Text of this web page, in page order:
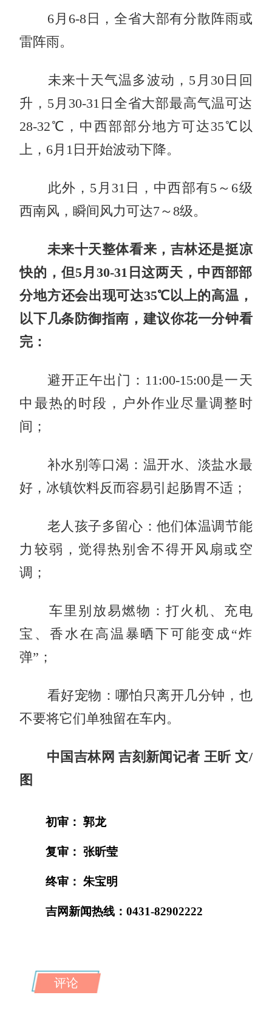
6月6-8日，全省大部有分散阵雨或
雷阵雨。
未来十天气温多波动，5月30日回
升，5月30-31日全省大部最高气温可达
28-32℃，中西部部分地方可达35℃以
上，6月1日开始波动下降。
此外，5月31日，中西部有5～6级
西南风，瞬间风力可达7～8级。
未来十天整体看来，吉林还是挺凉
快的，但5月30-31日这两天，中西部部
分地方还会出现可达35℃以上的高温，
以下几条防御指南，建议你花一分钟看
完：
避开正午出门：11:00-15:00是一天
中最热的时段，户外作业尽量调整时
间；
补水别等口渴：温开水、淡盐水最
好，冰镇饮料反而容易引起肠胃不适；
老人孩子多留心：他们体温调节能
力较弱，觉得热别舍不得开风扇或空
调；
车里别放易燃物：打火机、充电
宝、香水在高温暴晒下可能变成“炸
弹”；
看好宠物：哪怕只离开几分钟，也
不要将它们单独留在车内。
中国吉林网 吉刻新闻记者 王昕 文/
图
初审： 郭龙
复审： 张昕莹
终审： 朱宝明
吉网新闻热线：0431-82902222
评论